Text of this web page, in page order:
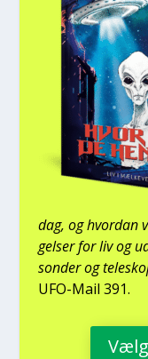
dag, og hvor­dan
gel­ser for liv og
son­der og
UFO-Mail 391.